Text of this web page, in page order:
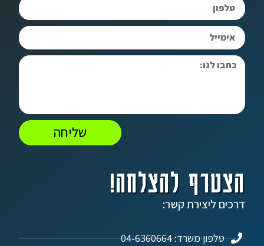
הצטרף להצלחה!
דרכים ליצירת קשר:
טלפון משרד: 04-6360664
שליחה